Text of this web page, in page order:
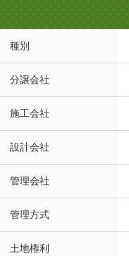
種別
分譲会社
施工会社
設計会社
管理会社
管理方式
土地権利